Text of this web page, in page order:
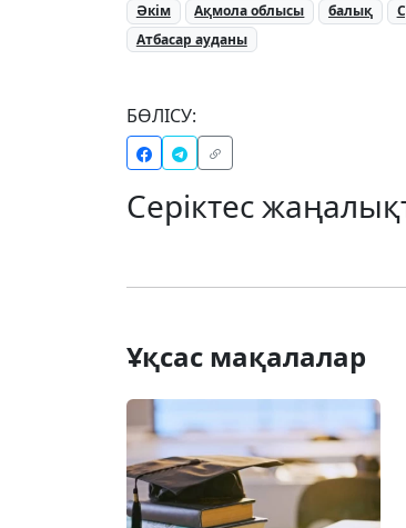
Әкім Ақмола облысы балық
Атбасар ауданы
БӨЛІСУ:
Серіктес
Ұқсас мақалалар